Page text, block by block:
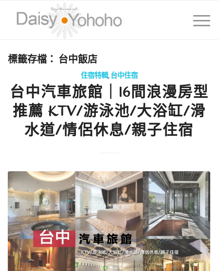
標籤存檔： 台中飯店
住宿特輯,台中住宿
台中汽車旅館｜16間浪漫房型
推薦 KTV/游泳池/大浴缸/滑
水道/情侶休息/親子住宿